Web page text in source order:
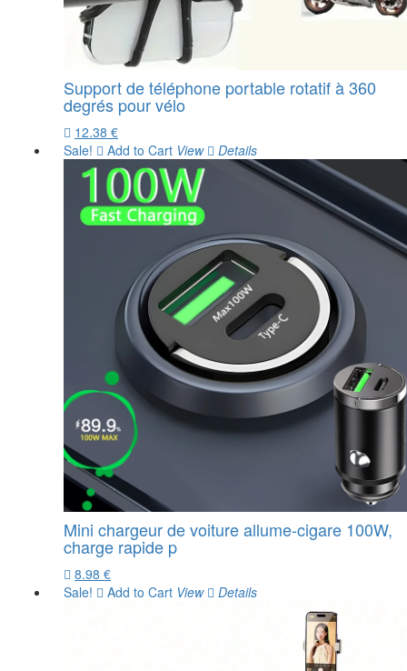
Support de téléphone portable rotatif à 360
degrés pour vélo
12.38 €
Sale!
Add to Cart View Details
Mini chargeur de voiture allume-cigare 100W,
charge rapide p
8.98 €
Sale!
Add to Cart View Details